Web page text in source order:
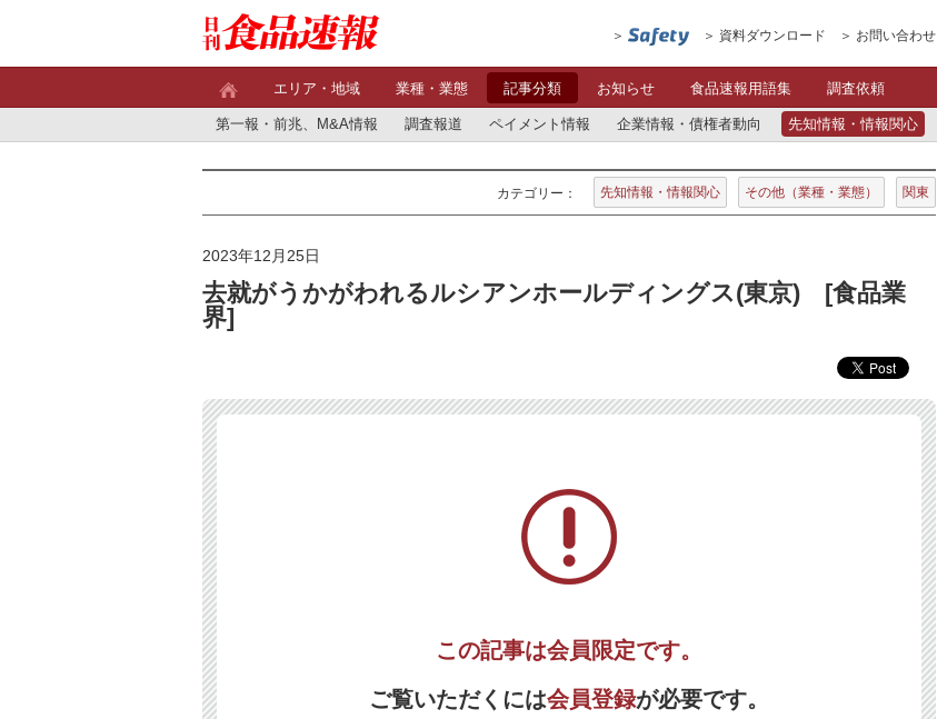
資料ダウンロード お問い合わせ
エリア・地域 業種・業態 記事分類 お知らせ 食品速報用語集 調査依頼
第一報・前兆、M&A情報 調査報道 ペイメント情報 企業情報・債権者動向 先知情報・情報関心
カテゴリー： 先知情報・情報関心 その他（業種・業態） 関東
2023年12月25日
去就がうかがわれるルシアンホールディングス(東京) [食品業
界]
この記事は会員限定です。
ご覧いただくには会員登録が必要です。